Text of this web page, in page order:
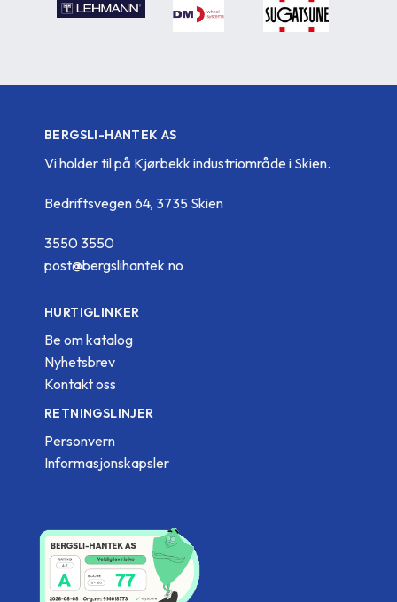
BERGSLI-HANTEK AS
Vi holder til på Kjørbekk industriområde i Skien.
Bedriftsvegen 64, 3735 Skien
3550 3550
post@bergslihantek.no
HURTIGLINKER
Be om katalog
Nyhetsbrev
Kontakt oss
RETNINGSLINJER
Personvern
Informasjonskapsler